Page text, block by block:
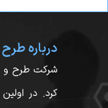
درباره
کرد. در